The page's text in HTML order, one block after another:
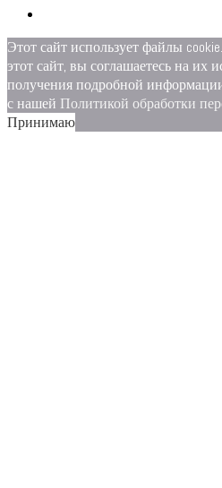
Этот сайт использует файлы
этот сайт, вы соглашаетесь на их
получения подробной
с нашей Политикой обработки
Принимаю